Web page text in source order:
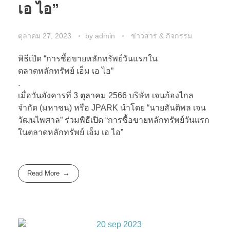
เอ ไอ”
ตุลาคม 27, 2023 by admin ข่าวสาร & กิจกรรม
พิธีเปิด “การซื้อขายหลักทรัพย์วันแรกใน
ตลาดหลักทรัพย์ เอ็ม เอ ไอ”
.
เมื่อวันอังคารที่ 3 ตุลาคม 2566 บริษัท เจนก้องไกล
จำกัด (มหาชน) หรือ JPARK นำโดย “นายสันติพล เจน
วัฒนไพศาล” ร่วมพิธีเปิด “การซื้อขายหลักทรัพย์วันแรก
ในตลาดหลักทรัพย์ เอ็ม เอ ไอ”
Read More